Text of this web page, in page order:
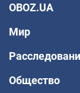
OBOZ.UA
Мир
Общество